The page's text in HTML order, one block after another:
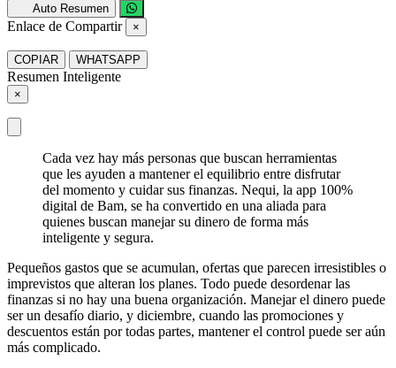
Auto Resumen
Enlace de Compartir ×
COPIAR WHATSAPP
Resumen Inteligente
×
Cada vez hay más personas que buscan herramientas
que les ayuden a mantener el equilibrio entre disfrutar
del momento y cuidar sus finanzas. Nequi, la app 100%
digital de Bam, se ha convertido en una aliada para
quienes buscan manejar su dinero de forma más
inteligente y segura.
Pequeños gastos que se acumulan, ofertas que parecen irresistibles o
imprevistos que alteran los planes. Todo puede desordenar las
finanzas si no hay una buena organización. Manejar el dinero puede
ser un desafío diario, y diciembre, cuando las promociones y
descuentos están por todas partes, mantener el control puede ser aún
más complicado.